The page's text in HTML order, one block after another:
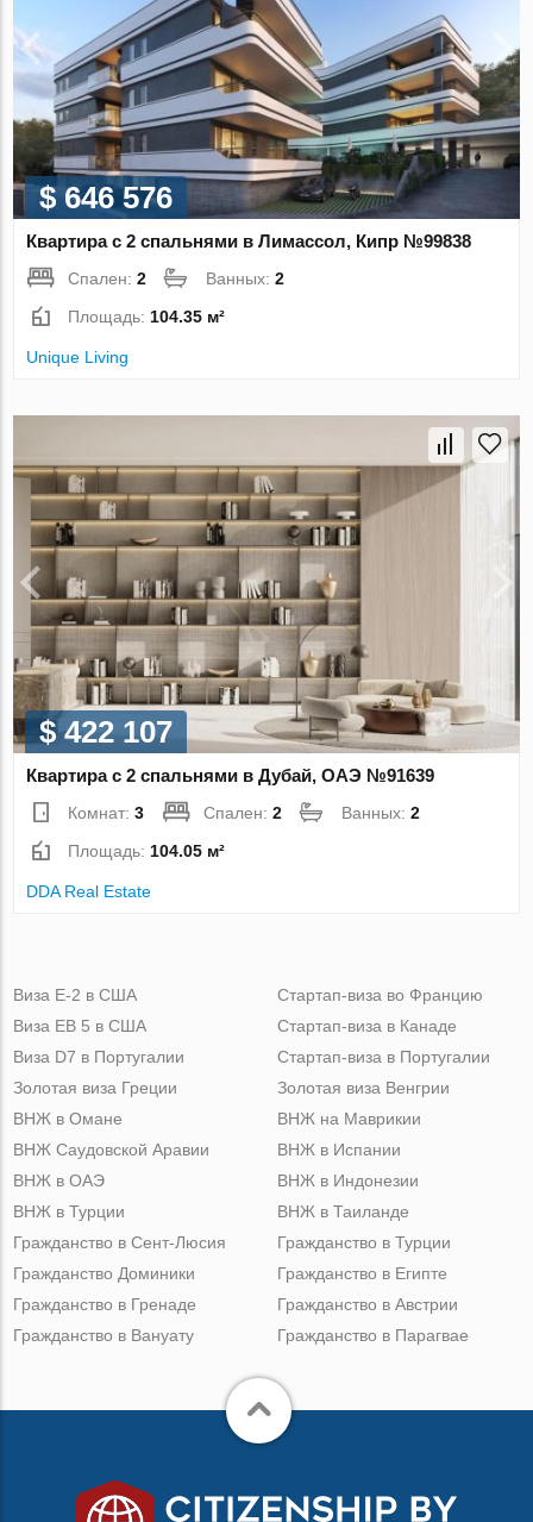
$ 646 576
Квартира с 2 спальнями в Лимассол, Кипр №99838
Спален:2 Ванных:2
Площадь: 104.35 м²
Unique Living
$ 422 107
Квартира с 2 спальнями в Дубай, ОАЭ №91639
Комнат:3 Спален:2 Ванных:2
Площадь: 104.05 м²
DDA Real Estate
Виза Е-2 в США
Виза ЕВ 5 в США
Виза D7 в Португалии
Золотая виза Греции
Стартап-виза во Францию
Стартап-виза в Канаде
Стартап-виза в Португалии
Золотая виза Венгрии
ВНЖ в Омане
ВНЖ Саудовской Аравии
ВНЖ в ОАЭ
ВНЖ в Турции
ВНЖ на Маврикии
ВНЖ в Испании
ВНЖ в Индонезии
ВНЖ в Таиланде
Гражданство в Сент-Люсия
Гражданство Доминики
Гражданство в Гренаде
Гражданство в Вануату
Гражданство в Турции
Гражданство в Египте
Гражданство в Австрии
Гражданство в Парагвае